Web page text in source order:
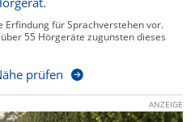
für Sprachverstehen vor.
55 Hörgeräte zugunsten dieses
prüfen
ANZEIGE